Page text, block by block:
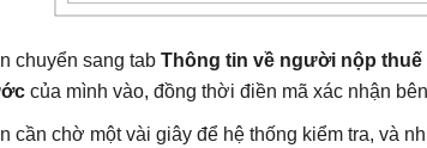
chuyển sang tab Thông tin về người nộp thuế
của mình vào, đồng thời điền mã xác nhận
cần chờ một vài giây để hệ thống kiểm tra, và